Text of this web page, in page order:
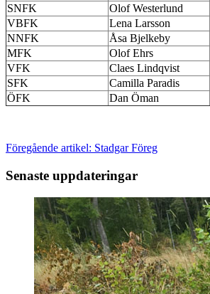
SNFK
Olof Westerlund
VBFK
Lena Larsson
NNFK
Åsa Bjelkeby
MFK
Olof Ehrs
VFK
Claes Lindqvist
SFK
Camilla Paradis
ÖFK
Dan Öman
Föregående artikel: StadgarFöreg
Senaste uppdateringar